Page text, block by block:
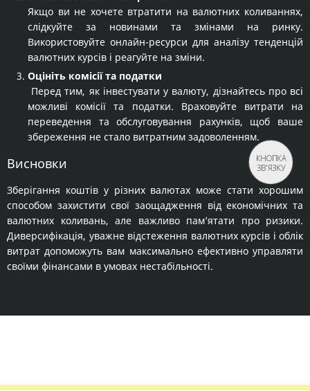
Якщо ви не хочете втратити на валютних коливаннях,
слідкуйте за новинами та змінами на ринку.
Використовуйте онлайн-ресурси для аналізу тенденцій
валютних курсів і реагуйте на зміни.
Оцініть комісії та податки
Перед тим, як інвестувати у валюту, дізнайтесь про всі
можливі комісії та податки. Враховуйте витрати на
переведення та обслуговування рахунків, щоб ваше
збереження не стало витратним задоволенням.
Висновки
Зберігання коштів у різних валютах може стати хорошим
способом захистити свої заощадження від економічних та
валютних коливань, але важливо пам’ятати про ризики.
Диверсифікація, уважне відстеження валютних курсів і облік
витрат допоможуть вам максимально ефективно управляти
своїми фінансами в умовах нестабільності.
КНОПКА
ЗВ'ЯЗКУ